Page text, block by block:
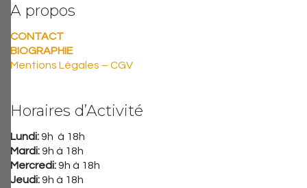
A propos
CONTACT
BIOGRAPHIE
Mentions Légales – CGV
Horaires d’Activité
Lundi:9h à 18h
Mardi:9h à 18h
Mercredi:9h à 18h
Jeudi:9h à 18h